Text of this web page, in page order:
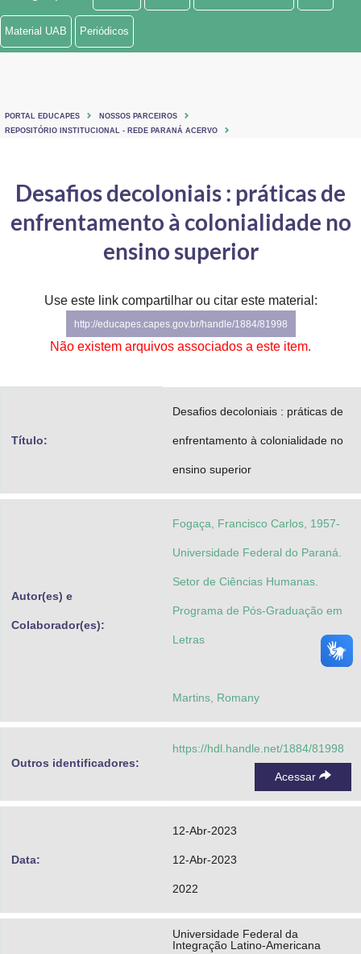
Ministério de Minas e Energia
Ministério do Turismo
Controladoria-Geral da União
Secretaria de Governo
Gabinete de Segurança Institucional
Planalto
Material UAB Periódicos
PORTAL EDUCAPES
NOSSOS PARCEIROS
REPOSITÓRIO INSTITUCIONAL - REDE PARANÁ ACERVO
Desafios decoloniais : práticas de
enfrentamento à colonialidade no
ensino superior
Use este link compartilhar ou citar este material:
http://educapes.capes.gov.br/handle/1884/81998
Não existem arquivos associados a este item.
Título:
Desafios decoloniais : práticas de
enfrentamento à colonialidade no
ensino superior
Autor(es) e
Colaborador(es):
Fogaça, Francisco Carlos, 1957-
Universidade Federal do Paraná.
Setor de Ciências Humanas.
Programa de Pós-Graduação em
Letras
Martins, Romany
Outros identificadores:
https://hdl.handle.net/1884/81998
Acessar
Data:
12-Abr-2023
12-Abr-2023
2022
Universidade Federal da
Integração Latino-Americana